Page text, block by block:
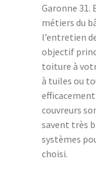
Garonne 31.
métiers du
l’entretien
objectif
toiture à
à tuiles ou
couvreurs
savent très
systèmes
choisi.